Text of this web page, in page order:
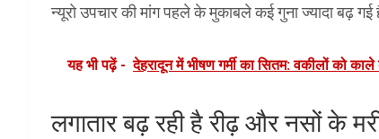
न्यूरो उपचार की मांग पहले के मुकाबले कई गुना ज्यादा बढ़ गई
यह भी पढ़ें - देहरादून में भीषण गर्मी का सितम: वकीलों को
लगातार बढ़ रही है रीढ़ और नसों के